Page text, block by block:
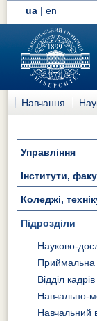
ua |en
Навчання
Управління
Інститути,
Коледжі,
Підрозділи
Науково-
Приймальна
Відділ кадрів
Навчально-
Навчальний